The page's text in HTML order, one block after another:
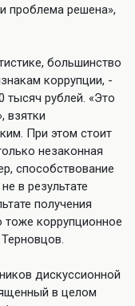
проблема решена»,
большинство
коррупции, -
тысяч рублей. «Это
взятки
При этом стоит
незаконная
способствование
в результате
получения
тоже коррупционное
дискуссионной
в целом